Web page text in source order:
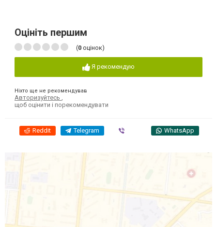
Оцініть першим
(0 оцінок)
Я рекомендую
Ніхто ще не рекомендував
Авторизуйтесь
щоб оцінити і порекомендувати
Reddit Telegram WhatsApp